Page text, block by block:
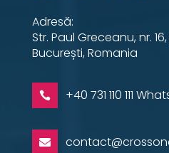
Adresă:
Str. Paul Greceanu, nr.
București, Romania
 +40 731 110 111
